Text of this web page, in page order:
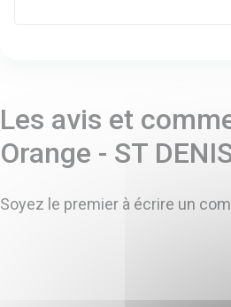
Les avis et
Orange - ST
Soyez le premier à écrire un